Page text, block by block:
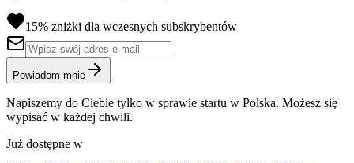
15% zniżki dla wczesnych subskrybentów
Powiadom mnie
Napiszemy do Ciebie tylko w sprawie startu w Polska. Możesz się
wypisać w każdej chwili.
Już dostępne w